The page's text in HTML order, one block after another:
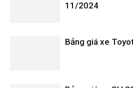
11/2024
Bảng giá xe